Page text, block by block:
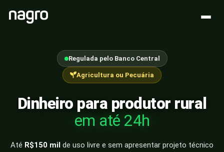
Regulada pelo Banco Central
Agricultura ou Pecuária
Dinheiro para produtor rural
em até 24h
Até R$150 mil de uso livre e sem apresentar projeto técnico